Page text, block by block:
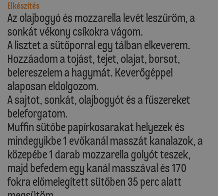
Elkészítés
Az olajbogyó és mozzarella levét leszűröm, a
sonkát vékony csíkokra vágom.
A lisztet a sütőporral egy tálban elkeverem.
Hozzáadom a tojást, tejet, olajat, borsot,
belereszelem a hagymát. Keverőgéppel
alaposan eldolgozom.
A sajtot, sonkát, olajbogyót és a fűszereket
beleforgatom.
Muffin sütőbe papírkosarakat helyezek és
mindegyikbe 1 evőkanál masszát kanalazok, a
közepébe 1 darab mozzarella golyót teszek,
majd befedem egy kanál masszával és 170
fokra előmelegített sütőben 35 perc alatt